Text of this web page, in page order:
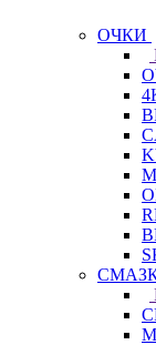
ОЧКИ